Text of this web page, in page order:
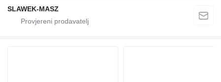
SLAWEK-MASZ